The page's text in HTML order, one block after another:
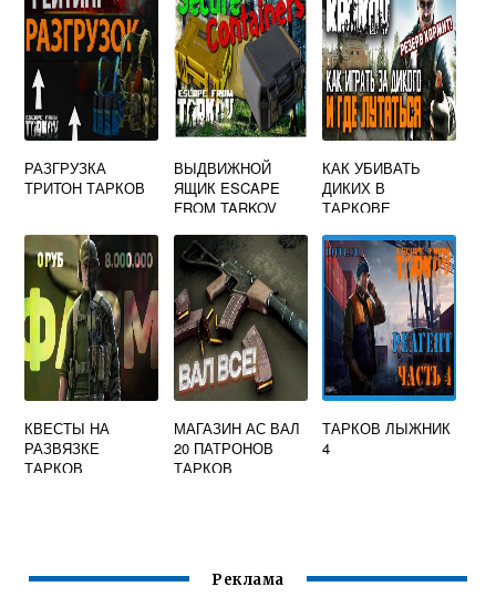
РАЗГРУЗКА
ТРИТОН ТАРКОВ
ВЫДВИЖНОЙ
ЯЩИК ESCAPE
FROM TARKOV
КАК УБИВАТЬ
ДИКИХ В
ТАРКОВЕ
КВЕСТЫ НА
РАЗВЯЗКЕ
ТАРКОВ
МАГАЗИН АС ВАЛ
20 ПАТРОНОВ
ТАРКОВ
ТАРКОВ ЛЫЖНИК
4
Реклама